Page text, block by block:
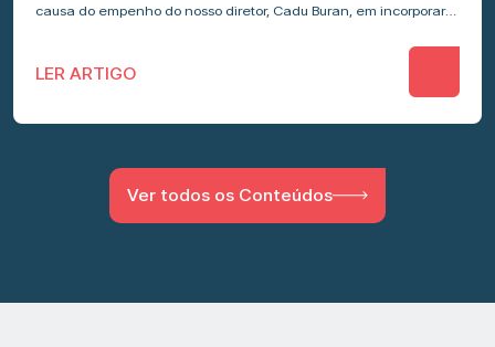
causa do empenho do nosso diretor, Cadu Buran, em incorporar
LER ARTIGO
Ver todos os Conteúdos